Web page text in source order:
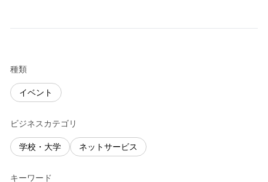
種類
イベント
ビジネスカテゴリ
学校・大学 ネットサービス
キーワード